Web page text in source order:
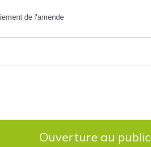
de l'amende
Ouverture au public